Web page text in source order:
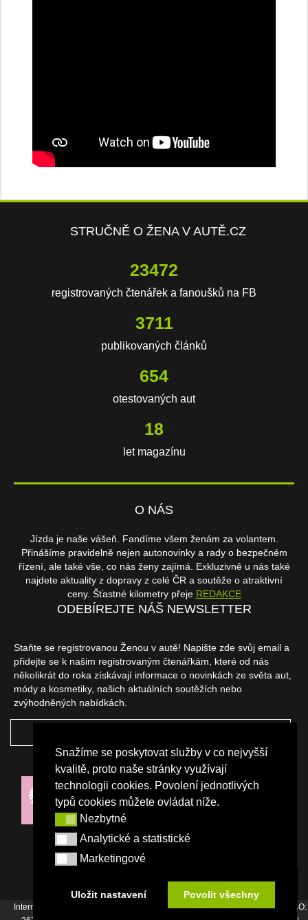
Snažíme se poskytovat služby v co nejvyšší
kvalitě, proto naše stránky využívají
technologii cookies. Povolení jednotlivých
typů cookies můžete ovládat níže.
NezbytnéNezbytné
Analytické a statistické
Analytické a statistické
Marketingové
Marketingové
Uložit nastavení Povolit všechny
STRUČNĚ O ŽENA V AUTĚ.CZ
23472
registrovaných čtenářek a fanoušků na FB
3711
publikovaných článků
654
otestovaných aut
18
let magazínu
O NÁS
Jízda je naše vášeň. Fandíme všem ženám za volantem.
Přinášíme pravidelně nejen autonovinky a rady o bezpečném
řízení, ale také vše, co nás ženy zajímá. Exkluzivně u nás také
najdete aktuality z dopravy z celé ČR a soutěže o atraktivní
ceny. Šťastné kilometry přeje REDAKCE
ODEBÍREJTE NÁŠ NEWSLETTER
Staňte se registrovanou Ženou v autě! Napište zde svůj email a
přidejte se k našim registrovaným čtenářkám, které od nás
několikrát do roka získávají informace o novinkách ze světa aut,
módy a kosmetiky, našich aktuálních soutěžích nebo
zvýhodněných nabídkách.
NAŠI PARTNEŘI
Internetový magazín Žena v autě vydává vydavatelství Srdce Evropy s.r.o., IČO: